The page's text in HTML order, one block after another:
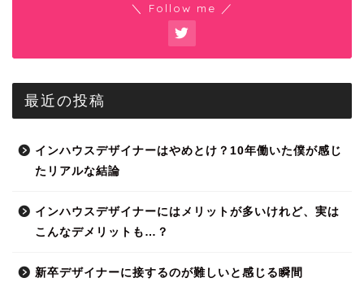
＼ Follow me ／
最近の投稿
インハウスデザイナーはやめとけ？10年働いた僕が感じ
たリアルな結論
インハウスデザイナーにはメリットが多いけれど、実は
こんなデメリットも…？
新卒デザイナーに接するのが難しいと感じる瞬間